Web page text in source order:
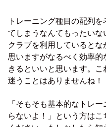
トレーニング種目の配列
てしまうなんてもったい
クラブを利用していると
思いますがなるべく効率
きるといいと思います。
迷うことはありませんね！
「そもそも基本的なトレ
らないよ！」という方は